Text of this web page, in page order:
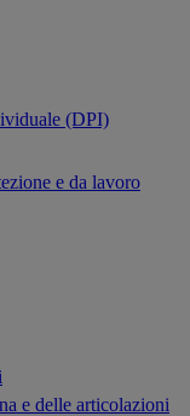
(DPI)
e da lavoro
e delle articolazioni